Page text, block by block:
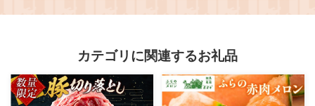
学芋 人気 送料無料 茨城県 行方市
るか 茨城県 行方市(EY-25)
カテゴリに関連するお礼品